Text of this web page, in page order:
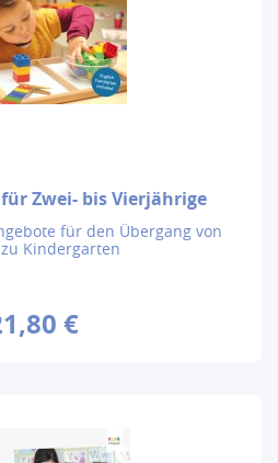
Zwei- bis Vierjährige
für den Übergang von
Kindergarten
€